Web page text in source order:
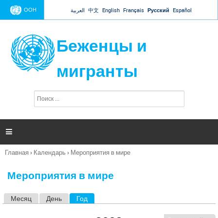
Jump to navigation
ООН العربية 中文 English Français Русский Español
Беженцы и
мигранты
п
и

Вы
Главная › Календарь › Мероприятия в мире
Мероприятия в мире
Месяц День Год